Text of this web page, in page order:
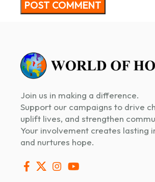
Join us in making a difference.
Support our campaigns to drive
uplift lives, and strengthen
Your involvement creates lasting
and nurtures hope.